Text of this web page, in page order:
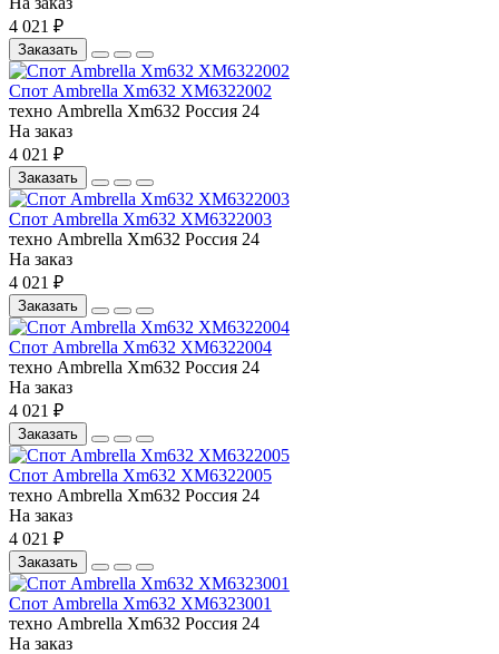
4 021 ₽
Заказать
Спот Ambrella Xm632 XM6322002
техно Ambrella Xm632 Россия 24
На заказ
4 021 ₽
Заказать
Спот Ambrella Xm632 XM6322003
техно Ambrella Xm632 Россия 24
На заказ
4 021 ₽
Заказать
Спот Ambrella Xm632 XM6322004
техно Ambrella Xm632 Россия 24
На заказ
4 021 ₽
Заказать
Спот Ambrella Xm632 XM6322005
техно Ambrella Xm632 Россия 24
На заказ
4 021 ₽
Заказать
Спот Ambrella Xm632 XM6323001
техно Ambrella Xm632 Россия 24
На заказ